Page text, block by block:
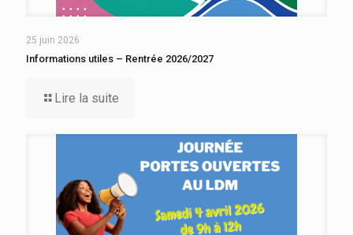
25 juin 2026
Informations utiles – Rentrée 2026/2027
Lire la suite